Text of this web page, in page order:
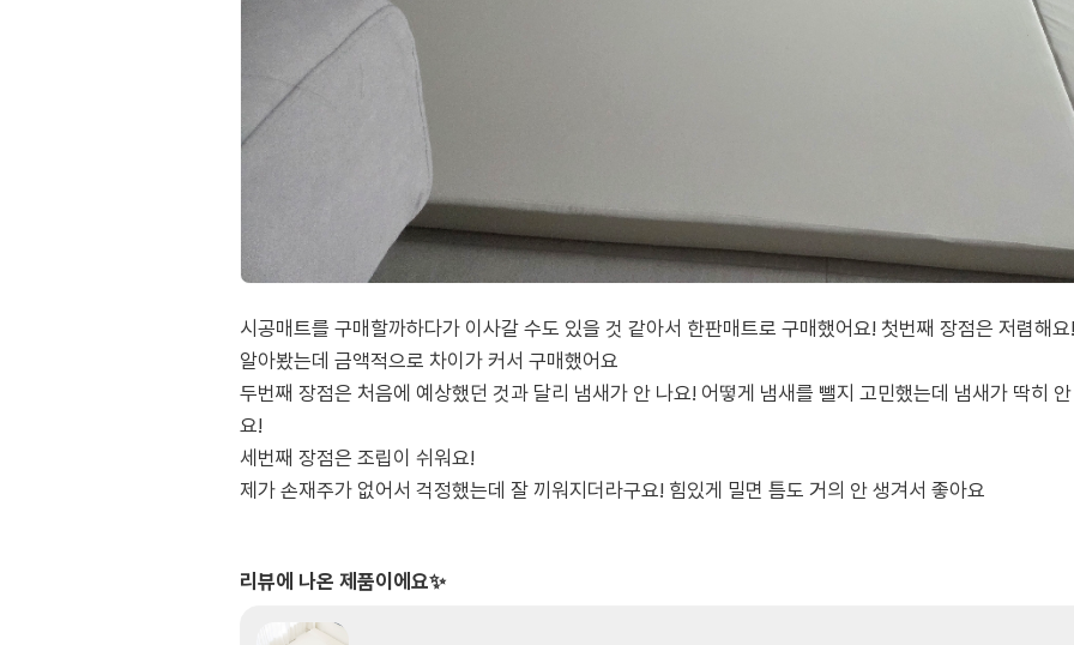
시공매트를 구매할까하다가 이사갈 수도 있을 것 같아서 한판매트로 구매했어요! 첫번째 장점은 저렴해
알아봤는데 금액적으로 차이가 커서 구매했어요
두번째 장점은 처음에 예상했던 것과 달리 냄새가 안 나요! 어떻게 냄새를 뺄지 고민했는데 냄새가 딱히
요!
세번째 장점은 조립이 쉬워요!
제가 손재주가 없어서 걱정했는데 잘 끼워지더라구요! 힘있게 밀면 틈도 거의 안 생겨서 좋아요
리뷰에 나온 제품이에요✨